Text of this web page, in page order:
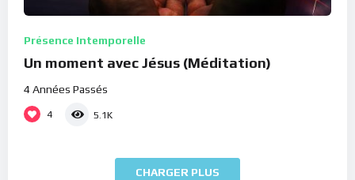
Présence Intemporelle
Un moment avec Jésus (Méditation)
4 Années Passés
4 5.1K
CHARGER PLUS